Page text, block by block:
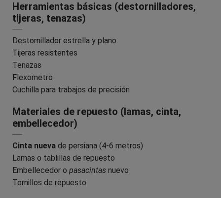
Herramientas básicas (destornilladores,
tijeras, tenazas)
Destornillador estrella y plano
Tijeras resistentes
Tenazas
Flexometro
Cuchilla para trabajos de precisión
Materiales de repuesto (lamas, cinta,
embellecedor)
Cinta nueva de persiana (4-6 metros)
Lamas o tablillas de repuesto
Embellecedor o pasacintas nuevo
Tornillos de repuesto